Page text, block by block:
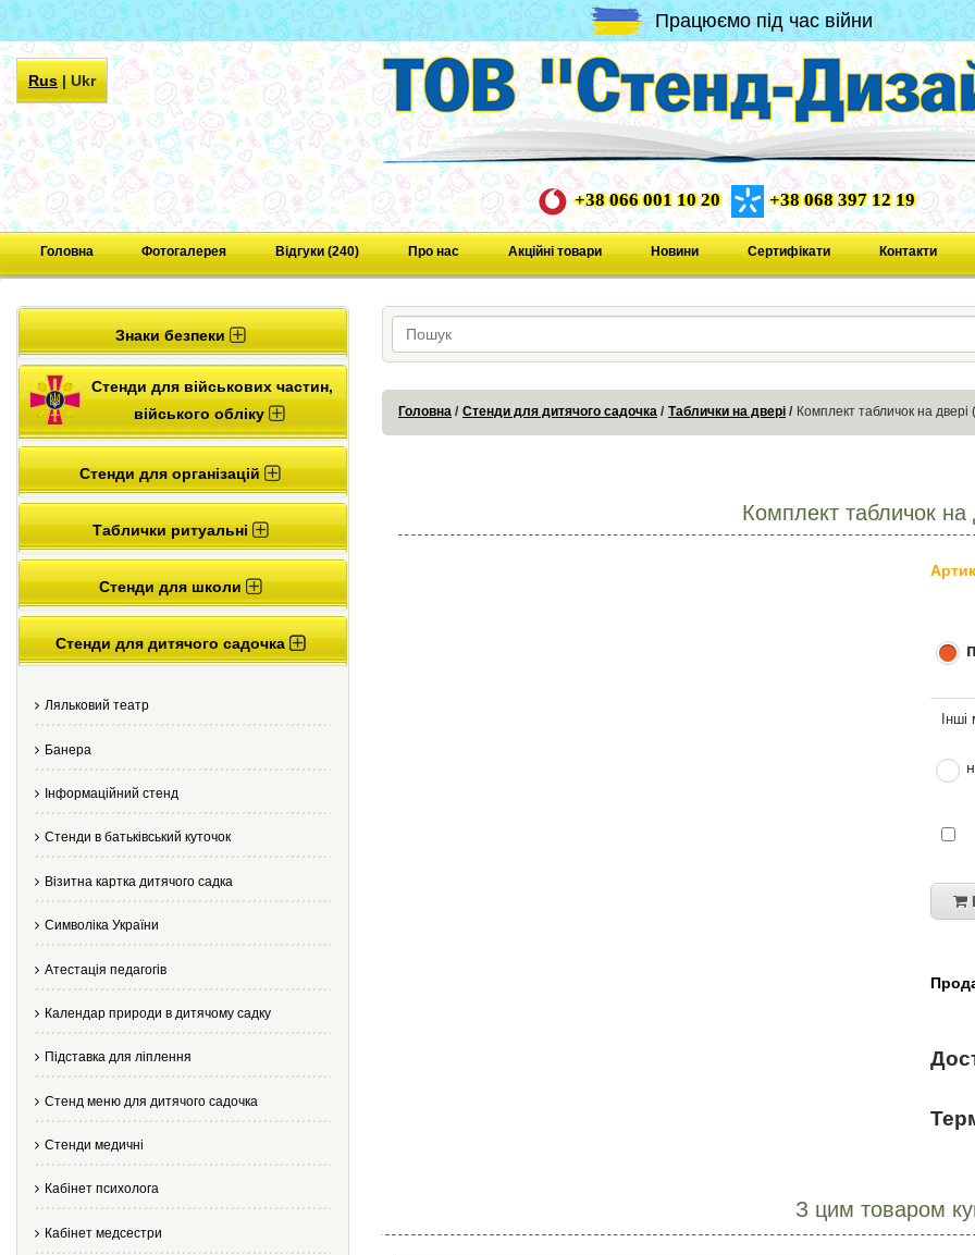
Працюємо під час війни
Rus|Ukr
+38 066 001 10 20 +38 068 397 12 19
Головна Фотогалерея Відгуки (240) Про нас Акційні товари Новини Сертифікати Контакти
Знаки безпеки
Стенди для військових частин,
війського обліку
Стенди для організацій
Таблички ритуальні
Стенди для школи
Стенди для дитячого садочка
Ляльковий театр
Банера
Інформаційний стенд
Стенди в батьківський куточок
Візитна картка дитячого садка
Cимволіка України
Атестація педагогів
Календар природи в дитячому садку
Підставка для ліплення
Стенд меню для дитячого садочка
Стенди медичні
Кабінет психолога
Кабінет медсестри
Головна Стенди для дитячого садочка Таблички на двері Комплект табличок на двері
Комплект табличок на
З цим товаром